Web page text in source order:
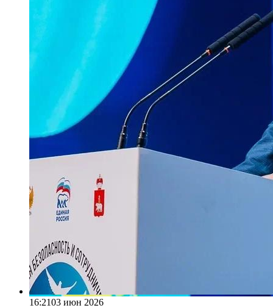
16:2103 июн 2026